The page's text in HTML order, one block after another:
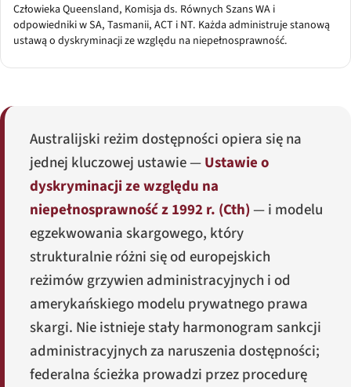
Człowieka Queensland, Komisja ds. Równych Szans WA i
odpowiedniki w SA, Tasmanii, ACT i NT. Każda administruje stanową
ustawą o dyskryminacji ze względu na niepełnosprawność.
Australijski reżim dostępności opiera się na
jednej kluczowej ustawie —Ustawie o
dyskryminacji ze względu na
niepełnosprawność z 1992 r. (Cth)— i modelu
egzekwowania skargowego, który
strukturalnie różni się od europejskich
reżimów grzywien administracyjnych i od
amerykańskiego modelu prywatnego prawa
skargi. Nie istnieje stały harmonogram sankcji
administracyjnych za naruszenia dostępności;
federalna ścieżka prowadzi przez procedurę